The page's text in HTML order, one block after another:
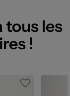
tous les
!